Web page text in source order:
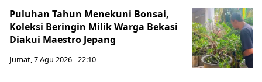
Puluhan Tahun Menekuni Bonsai,
Koleksi Beringin Milik Warga Bekasi
Diakui Maestro Jepang
Jumat, 7 Agu 2026 - 22:10